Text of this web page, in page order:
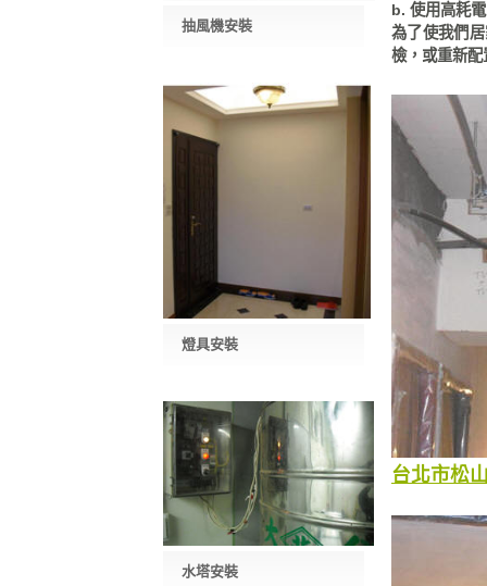
抽風機安裝
燈具安裝
水塔安裝
b. 使用高耗
為了使我們
檢，或重新配
台北市松